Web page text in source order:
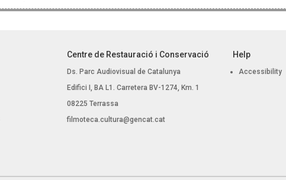
Centre de Restauració i Conservació
Ds. Parc Audiovisual de Catalunya
Edifici I, BA L1. Carretera BV-1274, Km. 1
08225 Terrassa
filmoteca.cultura@gencat.cat
Help
Accessibility